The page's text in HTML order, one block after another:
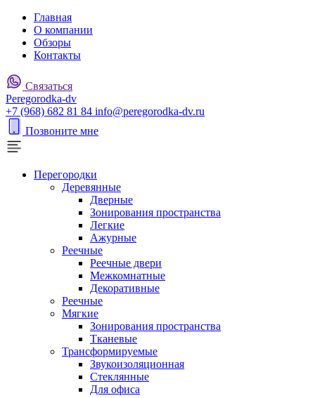
Главная
О компании
Обзоры
Контакты
Связаться
Peregorodka-dv
+7 (968) 682 81 84 info@peregorodka-dv.ru
Позвоните мне
Перегородки
Деревянные
Дверные
Зонирования пространства
Легкие
Ажурные
Реечные
Реечные двери
Межкомнатные
Декоративные
Реечные
Мягкие
Зонирования пространства
Тканевые
Трансформируемые
Звукоизоляционная
Стеклянные
Для офиса